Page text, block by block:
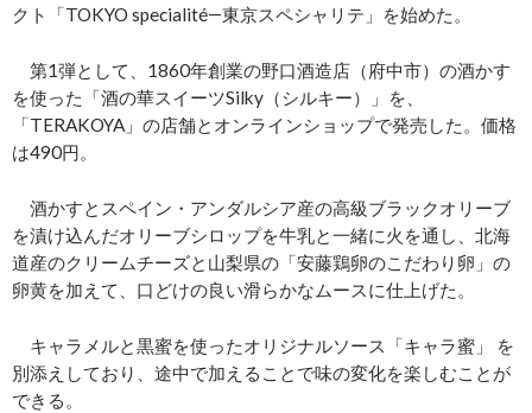
クト「TOKYO specialité―東京スペシャリテ」を始めた。
第1弾として、1860年創業の野口酒造店（府中市）の酒かす
を使った「酒の華スイーツSilky（シルキー）」を、
「TERAKOYA」の店舗とオンラインショップで発売した。価格
は490円。
酒かすとスペイン・アンダルシア産の高級ブラックオリーブ
を漬け込んだオリーブシロップを牛乳と一緒に火を通し、北海
道産のクリームチーズと山梨県の「安藤鶏卵のこだわり卵」の
卵黄を加えて、口どけの良い滑らかなムースに仕上げた。
キャラメルと黒蜜を使ったオリジナルソース「キャラ蜜」 を
別添えしており、途中で加えることで味の変化を楽しむことが
できる。